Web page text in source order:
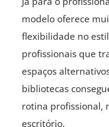
modelo oferece
flexibilidade no
profissionais que
espaços
bibliotecas
rotina profissional,
escritório.